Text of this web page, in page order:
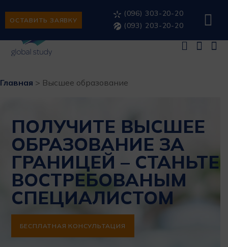
ОСТАВИТЬ ЗАЯВКУ
(096) 303-20-20
(093) 203-20-20
Главная > Высшее образование
ПОЛУЧИТЕ ВЫСШЕЕ
ОБРАЗОВАНИЕ ЗА
ГРАНИЦЕЙ – СТАНЬТЕ
ВОСТРЕБОВАНЫМ
СПЕЦИАЛИСТОМ
БЕСПЛАТНАЯ КОНСУЛЬТАЦИЯ